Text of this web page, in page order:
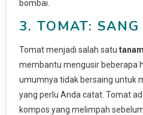
bombai.
3. TOMAT:
Tomat menjadi salah satu
membantu mengusir beberapa
umumnya tidak bersaing untuk
yang perlu Anda catat. Tomat
kompos yang melimpah